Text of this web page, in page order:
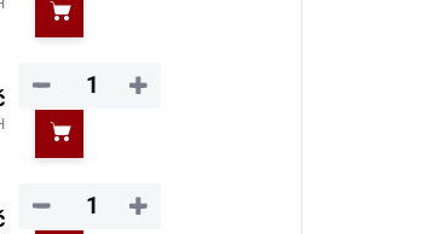
Do košíku
+
−
Do košíku
+
−